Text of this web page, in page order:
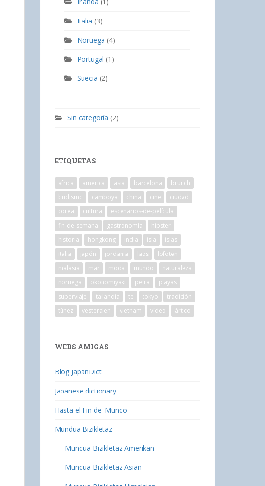
Italia (3)
Noruega (4)
Portugal (1)
Suecia (2)
Sin categoría (2)
ETIQUETAS
africa america asia barcelona
brunch
budismo
camboya china cine
ciudad
corea
cultura
escenarios-de-película
fin-de-semana
gastronomía
hipster
historia
hongkong india isla
islas
italia
japón jordania laos
lofoten
malasia
mar moda mundo
naturaleza
noruega
okonomiyaki petra
playas
superviaje
tailandia te tokyo
tradición
túnez
vesteralen vietnam vídeo ártico
WEBS AMIGAS
Blog JapanDict
Japanese dictionary
Hasta el Fin del Mundo
Mundua Bizikletaz
Mundua Bizikletaz Amerikan
Mundua Bizikletaz Asian